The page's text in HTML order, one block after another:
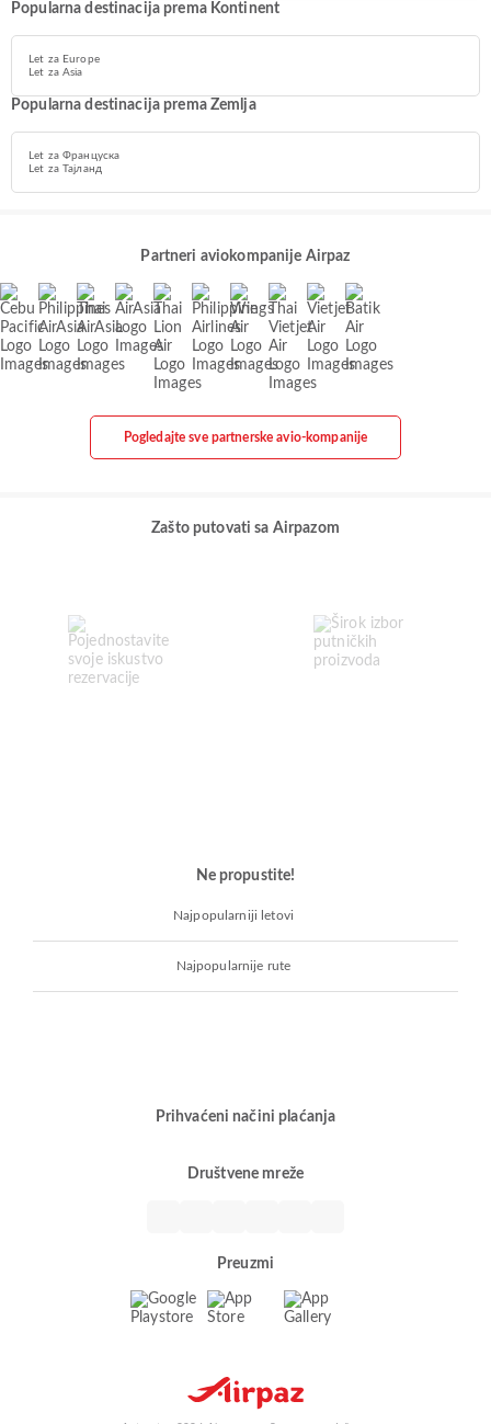
Popularna destinacija prema Kontinent
Let za Europe
Let za Asia
Popularna destinacija prema Zemlja
Let za Француска
Let za Тајланд
Partneri aviokompanije Airpaz
Pogledajte sve partnerske avio-kompanije
Zašto putovati sa Airpazom
Ne propustite!
Najpopularniji letovi
Najpopularnije rute
Prihvaćeni načini plaćanja
Društvene mreže
Preuzmi